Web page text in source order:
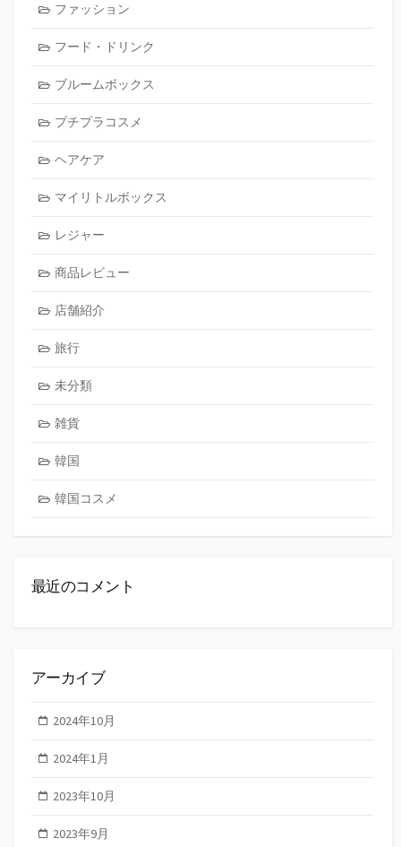
ファッション
フード・ドリンク
ブルームボックス
プチプラコスメ
ヘアケア
マイリトルボックス
レジャー
商品レビュー
店舗紹介
旅行
未分類
雑貨
韓国
韓国コスメ
最近のコメント
アーカイブ
2024年10月
2024年1月
2023年10月
2023年9月